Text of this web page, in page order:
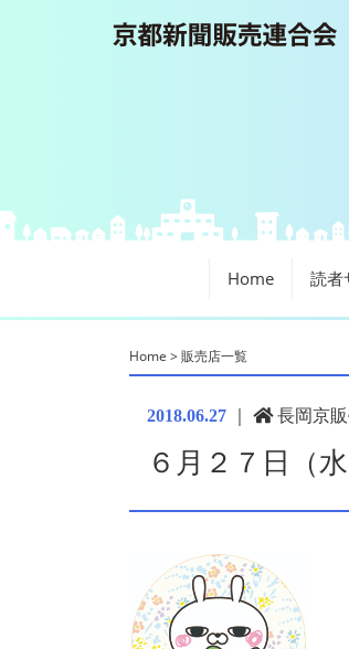
Home 読者
Home >販売店一覧
2018.06.27 ｜ 長岡京
６月２７日（